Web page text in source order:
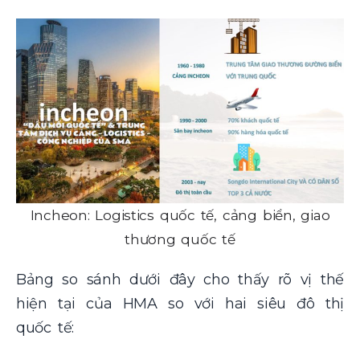
Incheon: Logistics quốc tế, cảng biển, giao
thương quốc tế
Bảng so sánh dưới đây cho thấy rõ vị thế
hiện tại của HMA so với hai siêu đô thị
quốc tế: